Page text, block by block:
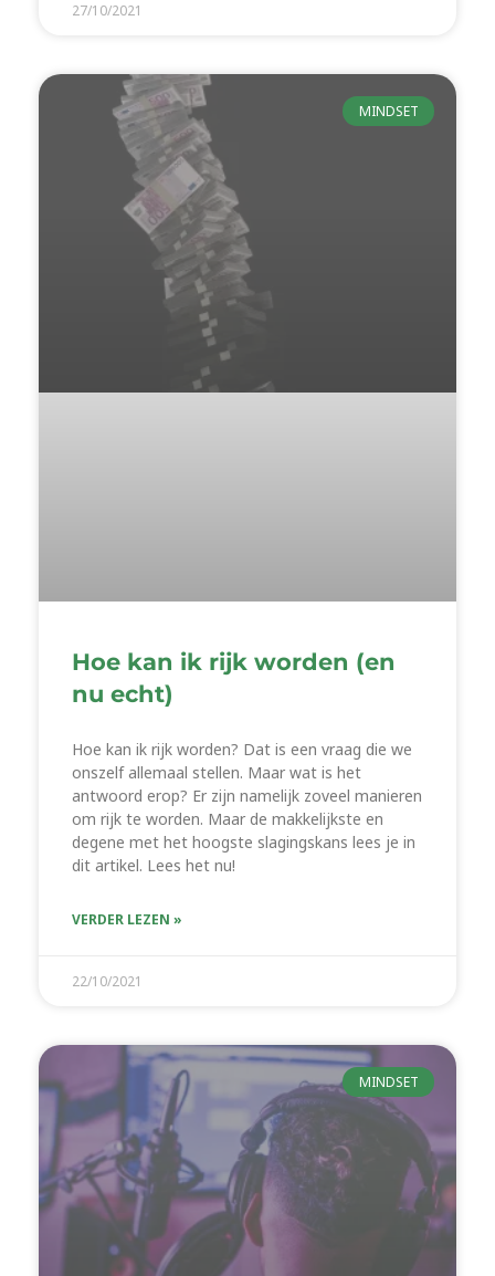
27/10/2021
MINDSET
Hoe kan ik rijk worden (en
nu echt)
Hoe kan ik rijk worden? Dat is een vraag die we
onszelf allemaal stellen. Maar wat is het
antwoord erop? Er zijn namelijk zoveel manieren
om rijk te worden. Maar de makkelijkste en
degene met het hoogste slagingskans lees je in
dit artikel. Lees het nu!
VERDER LEZEN »
22/10/2021
MINDSET